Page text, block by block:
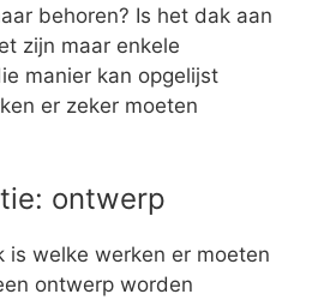
behoren? Is het dak aan
zijn maar enkele
manier kan opgelijst
er zeker moeten
ontwerp
is welke werken er moeten
ontwerp worden